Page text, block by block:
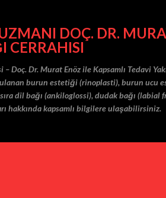
DOÇ. DR.
CERRAHISI
Doç. Dr. Murat Enöz ile Kapsamlı Tedavi
burun estetiği (rinoplasti), burun ucu
dil bağı (ankiloglossi), dudak bağı (labial
hakkında kapsamlı bilgilere ulaşabilirsiniz.